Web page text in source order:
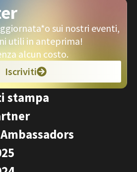
sui nostri eventi,
utili in anteprima!
alcun costo.
Iscriviti
stampa